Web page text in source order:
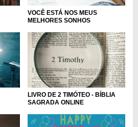
VOCÊ ESTÁ NOS MEUS
MELHORES SONHOS
LIVRO DE 2 TIMÓTEO - BÍBLIA
SAGRADA ONLINE